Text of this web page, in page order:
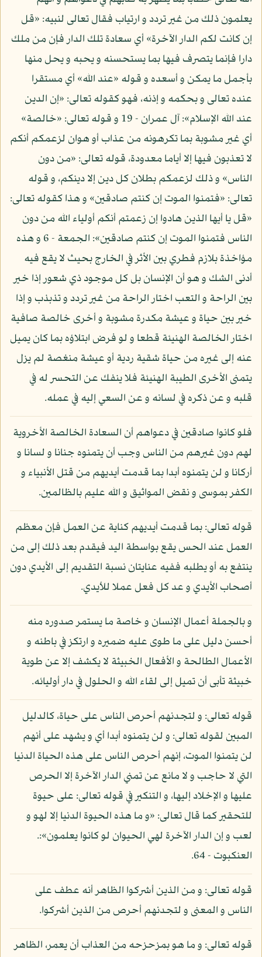
يعلمون ذلك من غير تردد و ارتياب فقال تعالى لنبيه: «قل
إن كانت لكم الدار الآخرة» أي سعادة تلك الدار فإن من ملك
دارا فإنما يتصرف فيها بما يستحسنه و يحبه و يحل منها
بأجمل ما يمكن و أسعده و قوله «عند الله» أي مستقرا
عنده تعالى و بحكمه و إذنه، فهو كقوله تعالى: «إن الدين
عند الله الإسلام»: آل عمران - 19 و قوله تعالى: «خالصة»
أي غير مشوبة بما تكرهونه من عذاب أو هوان لزعمكم أنكم
لا تعذبون فيها إلا أياما معدودة، قوله تعالى: «من دون
الناس» و ذلك لزعمكم بطلان كل دين إلا دينكم، و قوله
تعالى: «فتمنوا الموت إن كنتم صادقين» و هذا كقوله تعالى:
«قل يا أيها الذين هادوا إن زعمتم أنكم أولياء الله من دون
الناس فتمنوا الموت إن كنتم صادقين»: الجمعة - 6 و هذه
مؤاخذة بلازم فطري بين الأثر في الخارج بحيث لا يقع فيه
أدنى الشك و هو أن الإنسان بل كل موجود ذي شعور إذا خير
بين الراحة و التعب اختار الراحة من غير تردد و تذبذب و إذا
خير بين حياة و عيشة مكدرة مشوبة و أخرى خالصة صافية
اختار الخالصة الهنيئة قطعا و لو فرض ابتلاؤه بما كان يميل
عنه إلى غيره من حياة شقية ردية أو عيشة منغصة لم يزل
يتمنى الأخرى الطيبة الهنيئة فلا ينفك عن التحسر له في
قلبه و عن ذكره في لسانه و عن السعي إليه في عمله.
فلو كانوا صادقين في دعواهم أن السعادة الخالصة الأخروية
لهم دون غيرهم من الناس وجب أن يتمنوه جنانا و لسانا و
أركانا و لن يتمنوه أبدا بما قدمت أيديهم من قتل الأنبياء و
الكفر بموسى و نقض المواثيق و الله عليم بالظالمين.
قوله تعالى: بما قدمت أيديهم كناية عن العمل فإن معظم
العمل عند الحس يقع بواسطة اليد فيقدم بعد ذلك إلى من
ينتفع به أو يطلبه ففيه عنايتان نسبة التقديم إلى الأيدي دون
أصحاب الأيدي و عد كل فعل عملا للأيدي.
و بالجملة أعمال الإنسان و خاصة ما يستمر صدوره منه
أحسن دليل على ما طوى عليه ضميره و ارتكز في باطنه و
الأعمال الطالحة و الأفعال الخبيثة لا يكشف إلا عن طوية
خبيثة تأبى أن تميل إلى لقاء الله و الحلول في دار أوليائه.
قوله تعالى: و لتجدنهم أحرص الناس على حياة، كالدليل
المبين لقوله تعالى: و لن يتمنوه أبدا أي و يشهد على أنهم
لن يتمنوا الموت، إنهم أحرص الناس على هذه الحياة الدنيا
التي لا حاجب و لا مانع عن تمني الدار الآخرة إلا الحرص
عليها و الإخلاد إليها، و التنكير في قوله تعالى: على حيوة
للتحقير كما قال تعالى: «و ما هذه الحيوة الدنيا إلا لهو و
لعب و إن الدار الآخرة لهي الحيوان لو كانوا يعلمون»:.
العنكبوت - 64.
قوله تعالى: و من الذين أشركوا الظاهر أنه عطف على
الناس و المعنى و لتجدنهم أحرص من الذين أشركوا.
قوله تعالى: و ما هو بمزحزحه من العذاب أن يعمر، الظاهر